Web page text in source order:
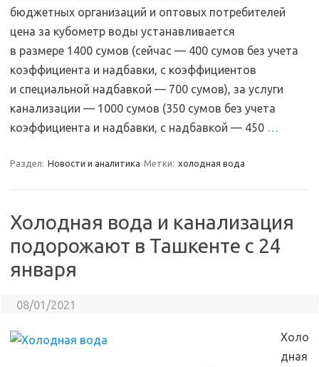
бюджетных организаций и оптовых потребителей
цена за кубометр воды устанавливается
в размере 1400 сумов (сейчас — 400 сумов без учета
коэффициента и надбавки, с коэффициентов
и специальной надбавкой — 700 сумов), за услуги
канализации — 1000 сумов (350 сумов без учета
коэффициента и надбавки, с надбавкой — 450 …
Раздел: Новости и аналитика Метки: холодная вода
Холодная вода и канализация
подорожают в Ташкенте с 24
января
08/01/2021
Холо
дная